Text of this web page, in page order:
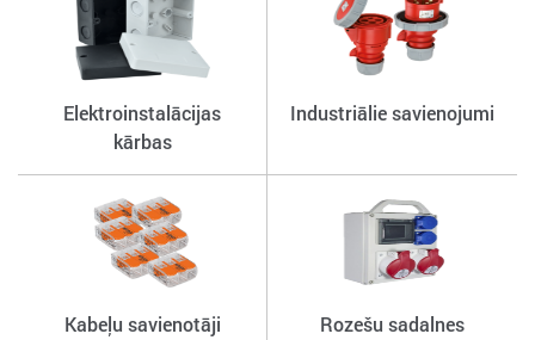
Elektroinstalācijas
kārbas
Industriālie savienojumi
Kabeļu savienotāji Rozešu sadalnes